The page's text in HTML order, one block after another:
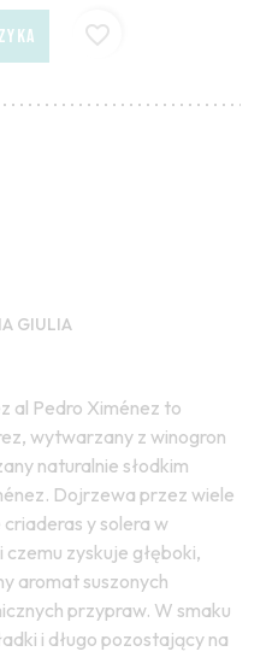
favorite_border
GIULIA
al Pedro Ximénez to
wytwarzany z winogron
naturalnie słodkim
Dojrzewa przez wiele
y solera w
zyskuje głęboki,
aromat suszonych
przypraw. W smaku
i długo pozostający na